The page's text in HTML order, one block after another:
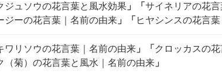
ジュソウの花言葉と風水効果 」 「 サイネリアの花
ジーの花言葉｜名前の由来 」 「 ヒヤシンスの花言
ワリソウの花言葉｜名前の由来 」 「 クロッカスの
（菊）の花言葉と風水｜名前の由来 」